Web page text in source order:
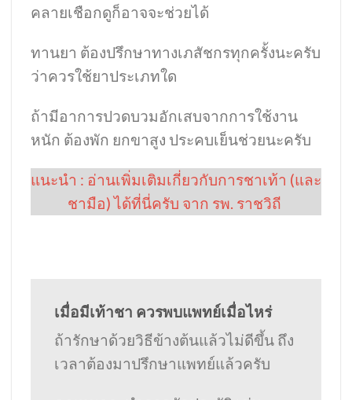
คลายเชือกดูก็อาจจะช่วยได้
ทานยา ต้องปรึกษาทางเภสัชกรทุกครั้งนะครับ
ว่าควรใช้ยาประเภทใด
ถ้ามีอาการปวดบวมอักเสบจากการใช้งาน
หนัก ต้องพัก ยกขาสูง ประคบเย็นช่วยนะครับ
แนะนำ : อ่านเพิ่มเติมเกี่ยวกับการชาเท้า (และ
ชามือ) ได้ที่นี่ครับ จาก รพ. ราชวิถี
เมื่อมีเท้าชา ควรพบแพทย์เมื่อไหร่
ถ้ารักษาด้วยวิธีข้างต้นแล้วไม่ดีขึ้น ถึง
เวลาต้องมาปรึกษาแพทย์แล้วครับ